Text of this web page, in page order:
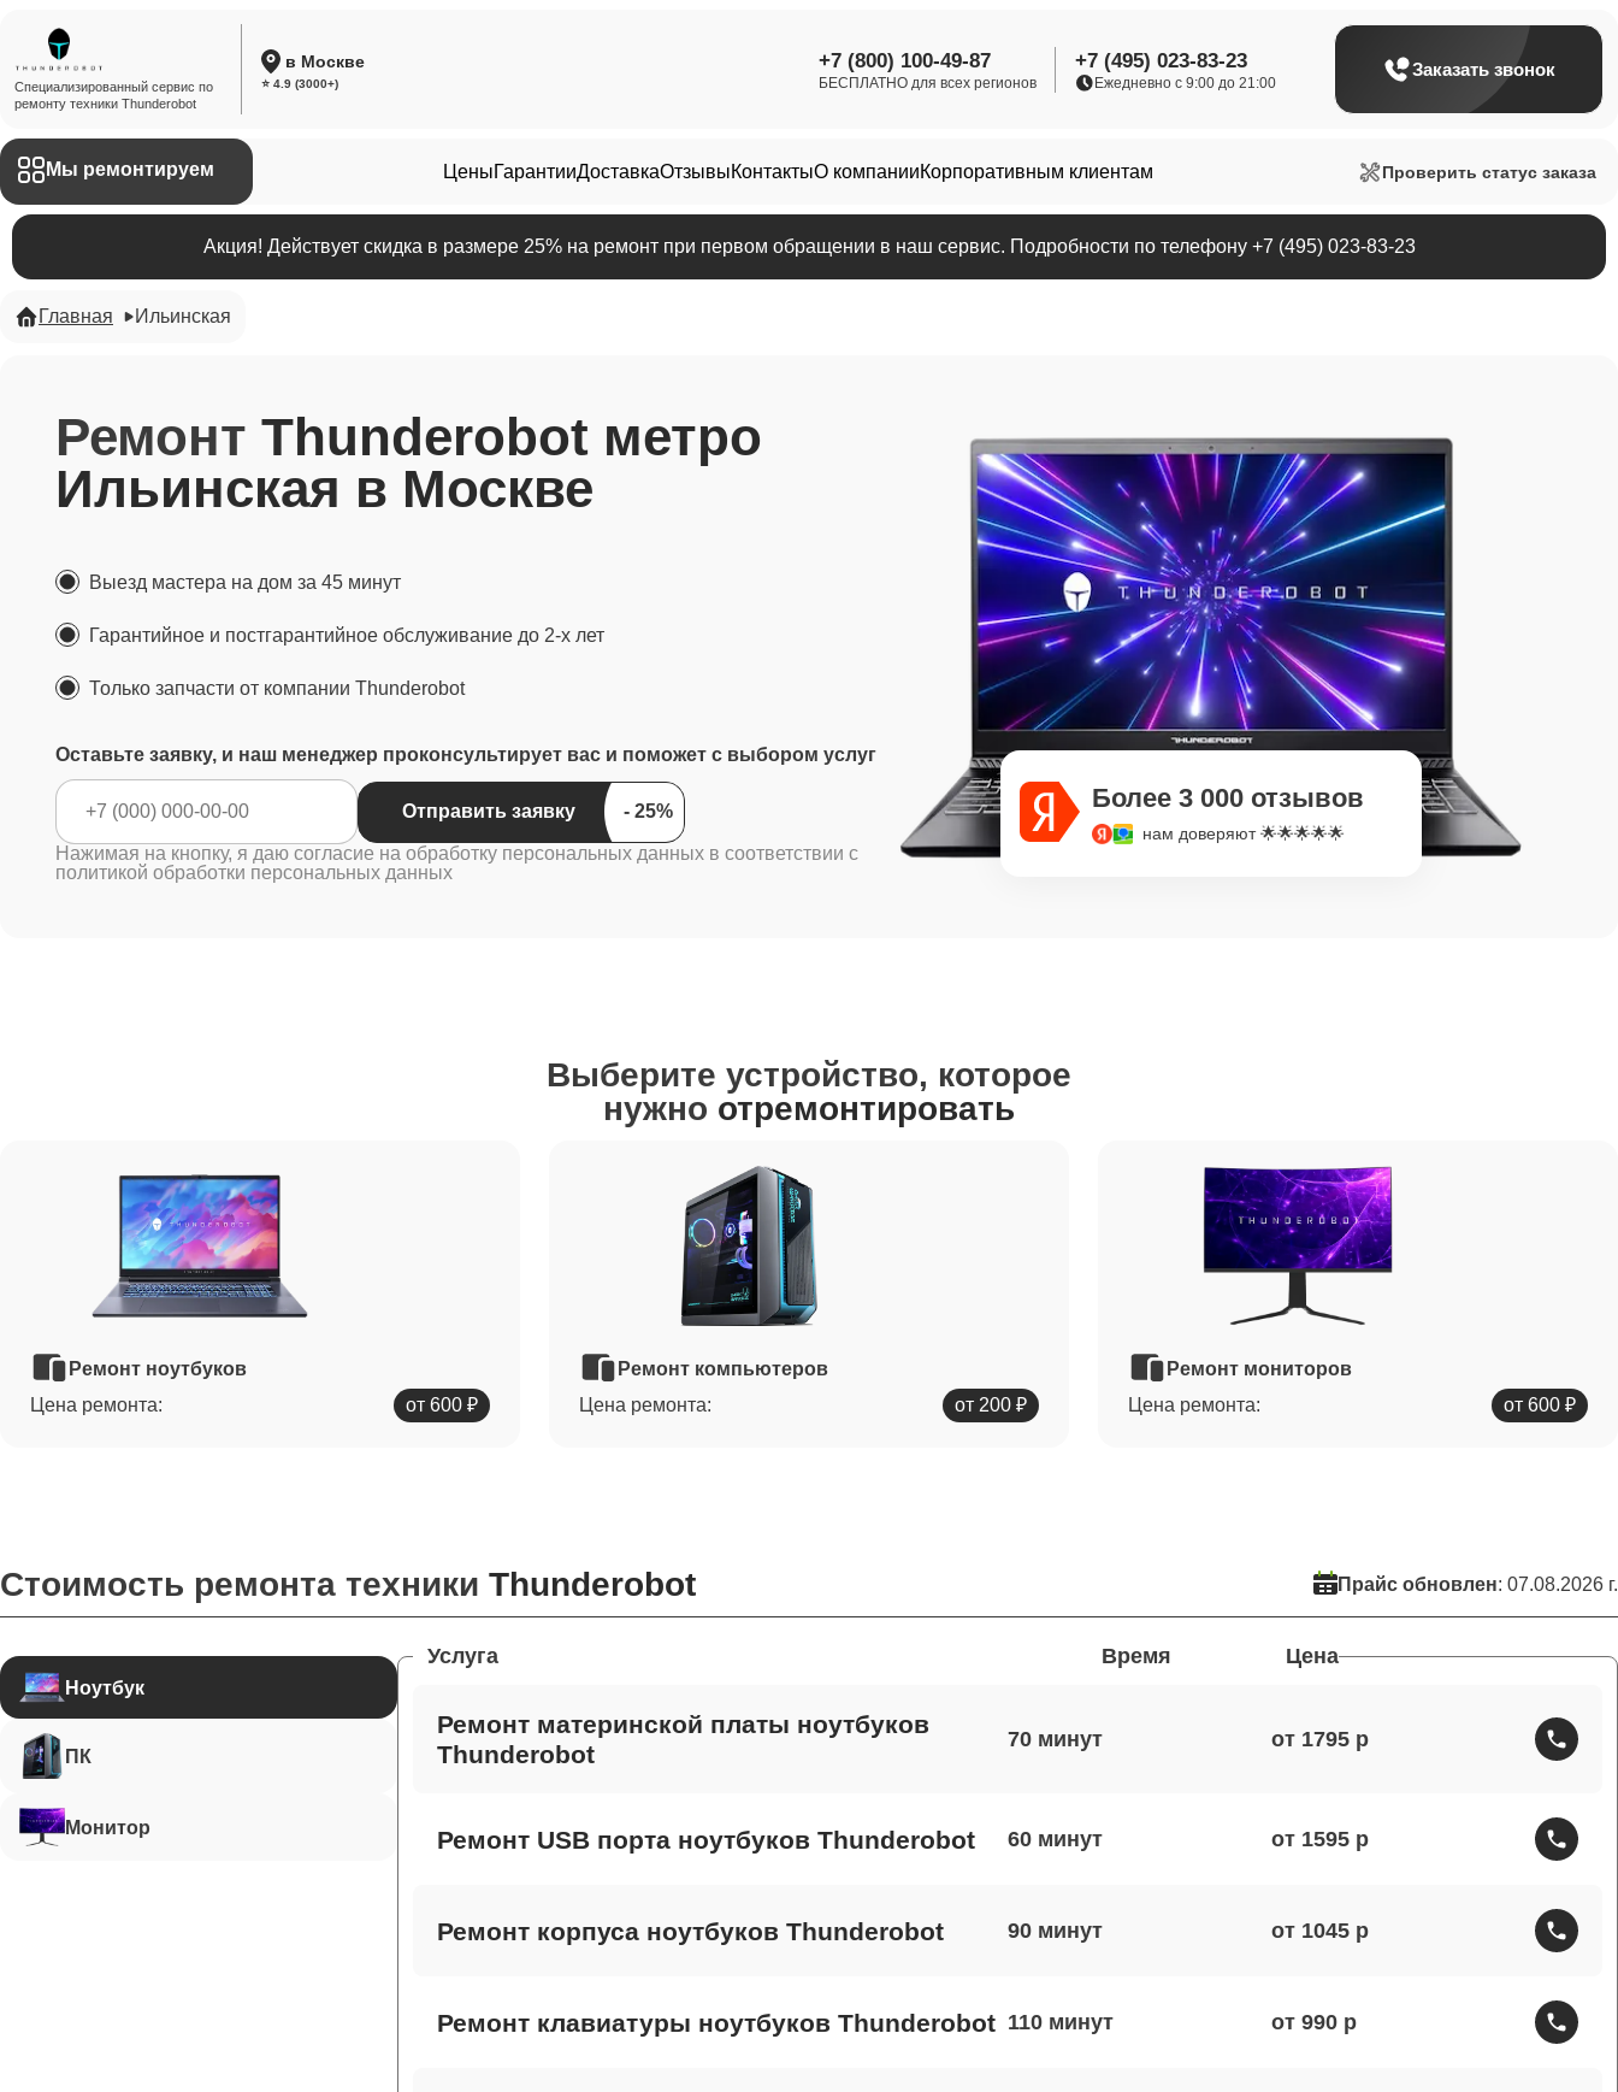
Специализированный сервис по
ремонту техники Thunderobot
в Москве
⭐ 4.9 (3000+)
+7 (800) 100-49-87
БЕСПЛАТНО для всех регионов
+7 (495) 023-83-23
Ежедневно с 9:00 до 21:00
Заказать звонок
Мы ремонтируем ЦеныГарантииДоставкаОтзывыКонтактыО компанииКорпоративным клиентам Проверить статус заказа
Акция! Действует скидка в размере 25% на ремонт при первом обращении в наш сервис. Подробности по телефону +7 (495) 023-83-23
Главная Ильинская
Ремонт Thunderobot метро
Ильинская в Москве
Выезд мастера на дом за 45 минут
Гарантийное и постгарантийное обслуживание до 2-х лет
Только запчасти от компании Thunderobot
Оставьте заявку, и наш менеджер проконсультирует вас и поможет с выбором услуг
Отправить заявку
Нажимая на кнопку, я даю согласие на обработку персональных данных в соответствии с
политикой обработки персональных данных
Более 3 000 отзывов
нам доверяют 🌟🌟🌟🌟🌟
Выберите устройство, которое
нужно отремонтировать
Ремонт ноутбуков
Цена ремонта:
от 600 ₽
Ремонт компьютеров
Цена ремонта:
от 200 ₽
Ремонт мониторов
Цена ремонта:
от 600 ₽
Стоимость ремонта техники Thunderobot Прайс обновлен: 07.08.2026 г.
Ноутбук
ПК
Монитор
Услуга Время Цена
Ремонт материнской платы ноутбуков
Thunderobot
70 от 1795
Ремонт USB порта ноутбуков Thunderobot 60 от 1595
Ремонт корпуса ноутбуков Thunderobot 90 от 1045
Ремонт клавиатуры ноутбуков Thunderobot 110 от 990